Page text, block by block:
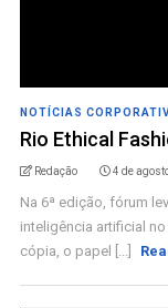
NOTÍCIAS
Rio Ethical
Redação 4 de
Na 6ª edição, fórum
inteligência artificial
cópia, o papel [...]